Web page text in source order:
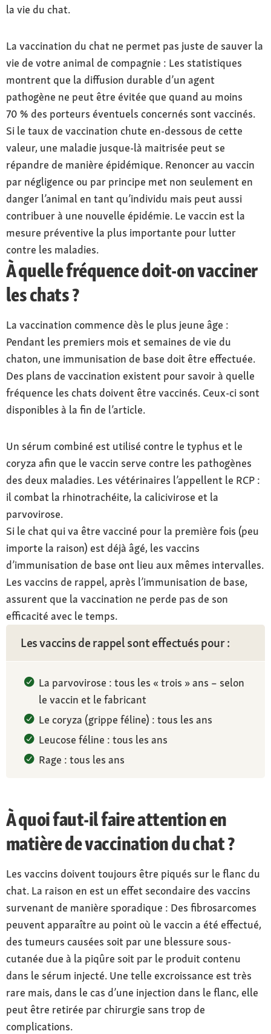
la vie du chat.
La vaccination du chat ne permet pas juste de sauver la
vie de votre animal de compagnie : Les statistiques
montrent que la diffusion durable d’un agent
pathogène ne peut être évitée que quand au moins
70 % des porteurs éventuels concernés sont vaccinés.
Si le taux de vaccination chute en-dessous de cette
valeur, une maladie jusque-là maitrisée peut se
répandre de manière épidémique. Renoncer au vaccin
par négligence ou par principe met non seulement en
danger l’animal en tant qu’individu mais peut aussi
contribuer à une nouvelle épidémie. Le vaccin est la
mesure préventive la plus importante pour lutter
contre les maladies.
À quelle fréquence doit-on vacciner
les chats ?
La vaccination commence dès le plus jeune âge :
Pendant les premiers mois et semaines de vie du
chaton, une immunisation de base doit être effectuée.
Des plans de vaccination existent pour savoir à quelle
fréquence les chats doivent être vaccinés. Ceux-ci sont
disponibles à la fin de l’article.
Un sérum combiné est utilisé contre le typhus et le
coryza afin que le vaccin serve contre les pathogènes
des deux maladies. Les vétérinaires l’appellent le RCP :
il combat la rhinotrachéite, la calicivirose et la
parvovirose.
Si le chat qui va être vacciné pour la première fois (peu
importe la raison) est déjà âgé, les vaccins
d’immunisation de base ont lieu aux mêmes intervalles.
Les vaccins de rappel, après l’immunisation de base,
assurent que la vaccination ne perde pas de son
efficacité avec le temps.
Les vaccins de rappel sont effectués pour :
La parvovirose : tous les « trois » ans – selon
le vaccin et le fabricant
Le coryza (grippe féline) : tous les ans
Leucose féline : tous les ans
Rage : tous les ans
À quoi faut-il faire attention en
matière de vaccination du chat ?
Les vaccins doivent toujours être piqués sur le flanc du
chat. La raison en est un effet secondaire des vaccins
survenant de manière sporadique : Des fibrosarcomes
peuvent apparaître au point où le vaccin a été effectué,
des tumeurs causées soit par une blessure sous-
cutanée due à la piqûre soit par le produit contenu
dans le sérum injecté. Une telle excroissance est très
rare mais, dans le cas d’une injection dans le flanc, elle
peut être retirée par chirurgie sans trop de
complications.